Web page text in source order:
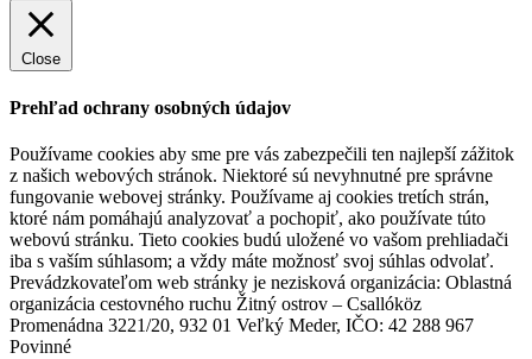
Hotel Thermalpark***
Dunajská Streda
Hotel
Close
Prehľad ochrany osobných údajov
Používame cookies aby sme pre vás zabezpečili ten najlepší zážitok
z našich webových stránok. Niektoré sú nevyhnutné pre správne
fungovanie webovej stránky. Používame aj cookies tretích strán,
ktoré nám pomáhajú analyzovať a pochopiť, ako používate túto
webovú stránku. Tieto cookies budú uložené vo vašom prehliadači
iba s vaším súhlasom; a vždy máte možnosť svoj súhlas odvolať.
Prevádzkovateľom web stránky je nezisková organizácia: Oblastná
organizácia cestovného ruchu Žitný ostrov – Csallóköz
Promenádna 3221/20, 932 01 Veľký Meder, IČO: 42 288 967
Povinné